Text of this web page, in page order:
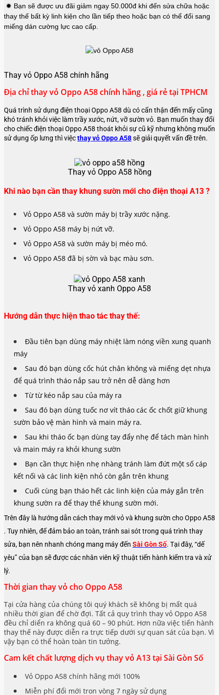
✹ Bạn sẽ được ưu đãi giảm ngay 50.000đ khi đến sửa chữa hoặc
thay thế bất kỳ linh kiện cho lần tiếp theo hoặc bạn có thể đổi sang
miếng dán cường lực cao cấp.
Thay vỏ Oppo A58 chính hãng
Địa chỉ thay vỏ Oppo A58 chính hãng , giá rẻ tại TPHCM
Quá trình sử dụng điện thoại Oppo A58 dù có cẩn thận đến mấy cũng
khó tránh khỏi việc làm trầy xước, nứt, vỡ sườn vỏ. Bạn muốn thay đổi
cho chiếc điện thoại Oppo A58 thoát khỏi sự cũ kỹ nhưng không muốn
sử dụng ốp lưng thì việcthay vỏ Oppo A58sẽ giải quyết vấn đề trên.
Thay vỏ Oppo A58 hồng
Khi nào bạn cần thay khung sườn mới cho điện thoại A13 ?
Vỏ Oppo A58 và sườn máy bị trầy xước nặng.
Vỏ Oppo A58 máy bị nứt vỡ.
Vỏ Oppo A58 và sườn máy bị méo mó.
Vỏ Oppo A58 đã bị sờn và bạc màu sơn.
Thay vỏ xanh Oppo A58
Hướng dẫn thực hiện thao tác thay thế:
Đầu tiên bạn dùng máy nhiệt làm nóng viền xung quanh
máy
Sau đó bạn dùng cốc hút chân không và miếng dẹt nhựa
để quá trình tháo nắp sau trở nên dễ dàng hơn
Từ từ kéo nắp sau của máy ra
Sau đó bạn dùng tuốc nơ vít tháo các ốc chốt giữ khung
sườn bảo vệ màn hình và main máy ra.
Sau khi tháo ốc bạn dùng tay đẩy nhẹ để tách màn hình
và main máy ra khỏi khung sườn
Bạn cần thực hiện nhẹ nhàng tránh làm đứt một số cáp
kết nối và các linh kiện nhỏ còn gắn trên khung
Cuối cùng bạn tháo hết các linh kiện của máy gắn trên
khung sườn ra để thay thế khung sườn mới.
Trên đây là hướng dẫn cách thay mới vỏ và khung sườn cho Oppo A58
. Tuy nhiên, để đảm bảo an toàn, tránh sai sót trong quá trình thay
sửa, bạn nên nhanh chóng mang máy đến Sài Gòn Số. Tại đây, “dế
yêu” của bạn sẽ được các nhân viên kỹ thuật tiến hành kiểm tra và xử
lý.
Thời gian thay vỏ cho Oppo A58
Tại cửa hàng của chúng tôi quý khách sẽ không bị mất quá
nhiều thời gian để chờ đợi. Tất cả quy trình thay vỏ Oppo A58
đều chỉ diển ra không quá 60 – 90 phút. Hơn nữa việc tiến hành
thay thế này được diễn ra trực tiếp dưới sự quan sát của bạn. Vì
vậy bạn có thể hoàn toàn tin tưởng.
Cam kết chất lượng dịch vụ thay vỏ A13 tại Sài Gòn Số
Vỏ Oppo A58 chính hãng mới 100%
Miễn phí đổi mới tron vòng 7 ngày sử dụng